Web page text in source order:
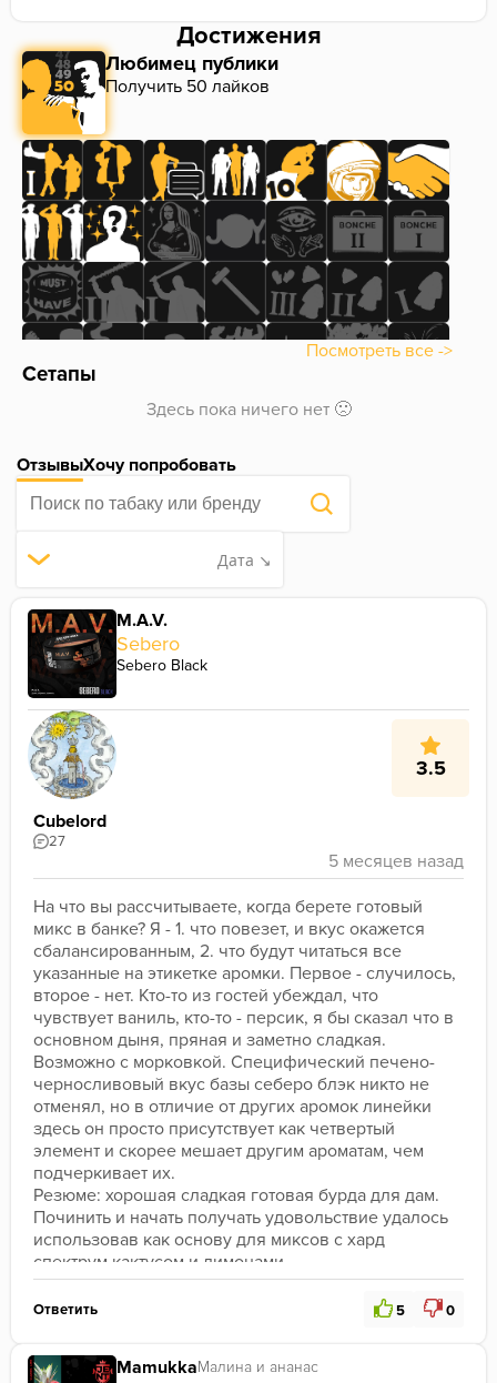
Достижения
Любимец публики
Получить 50 лайков
Посмотреть все ->
Сетапы
Здесь пока ничего нет 🙁
ОтзывыХочу попробовать
Дата ↘
M.A.V.
Sebero
Sebero Black
3.5
Cubelord
27
На что вы рассчитываете, когда берете готовый
микс в банке? Я - 1. что повезет, и вкус окажется
сбалансированным, 2. что будут читаться все
указанные на этикетке аромки. Первое - случилось,
второе - нет. Кто-то из гостей убеждал, что
чувствует ваниль, кто-то - персик, я бы сказал что в
основном дыня, пряная и заметно сладкая.
Возможно с морковкой. Специфический печено-
черносливовый вкус базы себеро блэк никто не
отменял, но в отличие от других аромок линейки
здесь он просто присутствует как четвертый
элемент и скорее мешает другим ароматам, чем
подчеркивает их.
Резюме: хорошая сладкая готовая бурда для дам.
Починить и начать получать удовольствие удалось
использовав как основу для миксов с хард
спектрум кактусом и лимонами.
Ответить 5 0
MamukkaМалина и ананас